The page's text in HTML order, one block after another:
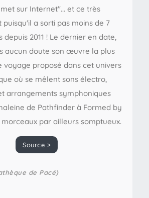
sur Internet"... et ce très
a sorti pas moins de 7
depuis 2011 ! Le dernier en date,
aucun doute son œuvre la plus
voyage proposé dans cet univers
où se mêlent sons électro,
arrangements symphoniques
de Pathfinder à Formed by
morceaux par ailleurs somptueux.
Source >
de Pacé)